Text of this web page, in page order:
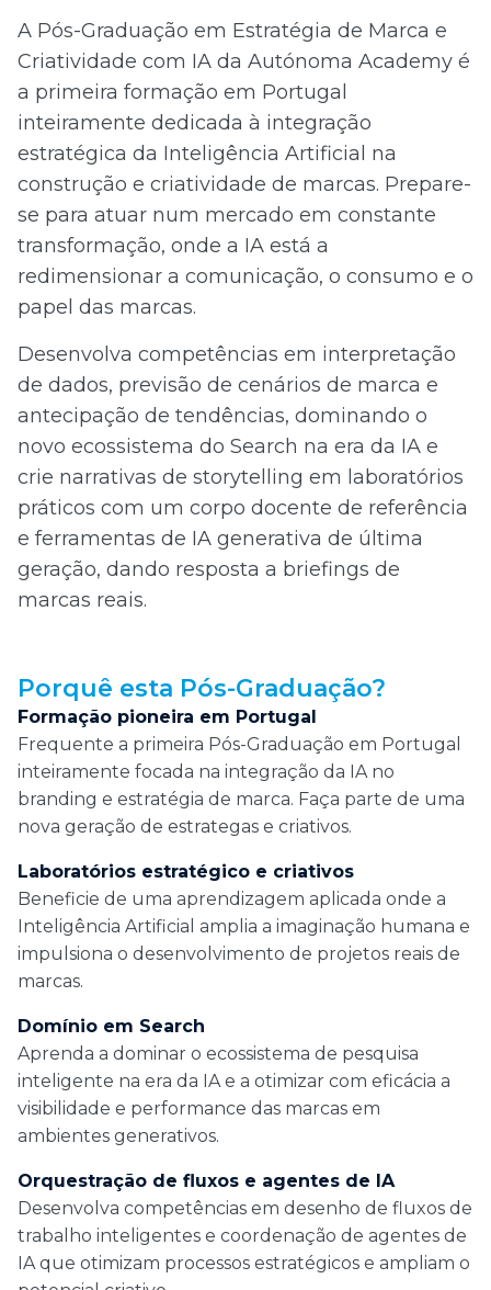
A Pós-Graduação em Estratégia de Marca e
Criatividade com IA da Autónoma Academy é
a primeira formação em Portugal
inteiramente dedicada à integração
estratégica da Inteligência Artificial na
construção e criatividade de marcas. Prepare-
se para atuar num mercado em constante
transformação, onde a IA está a
redimensionar a comunicação, o consumo e o
papel das marcas.
Desenvolva competências em interpretação
de dados, previsão de cenários de marca e
antecipação de tendências, dominando o
novo ecossistema do Search na era da IA e
crie narrativas de storytelling em laboratórios
práticos com um corpo docente de referência
e ferramentas de IA generativa de última
geração, dando resposta a briefings de
marcas reais.
Porquê esta Pós-Graduação?
Formação pioneira em Portugal
Frequente a primeira Pós-Graduação em Portugal
inteiramente focada na integração da IA no
branding e estratégia de marca. Faça parte de uma
nova geração de estrategas e criativos.
Laboratórios estratégico e criativos
Beneficie de uma aprendizagem aplicada onde a
Inteligência Artificial amplia a imaginação humana e
impulsiona o desenvolvimento de projetos reais de
marcas.
Domínio em Search
Aprenda a dominar o ecossistema de pesquisa
inteligente na era da IA e a otimizar com eficácia a
visibilidade e performance das marcas em
ambientes generativos.
Orquestração de fluxos e agentes de IA
Desenvolva competências em desenho de fluxos de
trabalho inteligentes e coordenação de agentes de
IA que otimizam processos estratégicos e ampliam o